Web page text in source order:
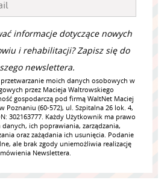
informacje dotyczące nowych
i rehabilitacji? Zapisz się do
newslettera.
moich danych osobowych w
przez Macieja Waltrowskiego
gospodarczą pod firmą WaltNet Maciej
Poznaniu (60-572), ul. Szpitalna 26 lok. 4,
302163777. Każdy Użytkownik ma prawo
ich poprawiania, zarządzania,
oraz zażądania ich usunięcia. Podanie
ale brak zgody uniemożliwia realizację
Newslettera.